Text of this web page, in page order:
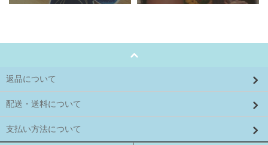
返品について
配送・送料について
支払い方法について